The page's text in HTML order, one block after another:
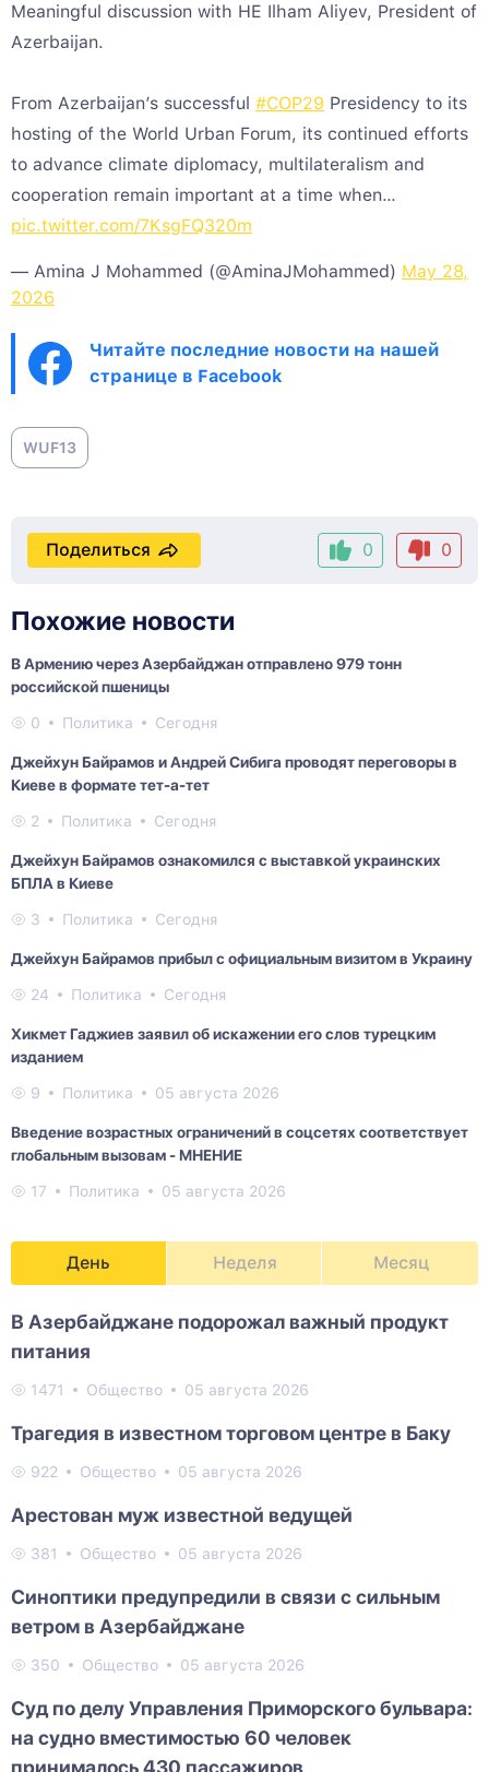
Meaningful discussion with HE Ilham Aliyev, President of
Azerbaijan.
From Azerbaijan’s successful #COP29 Presidency to its
hosting of the World Urban Forum, its continued efforts
to advance climate diplomacy, multilateralism and
cooperation remain important at a time when…
pic.twitter.com/7KsgFQ320m
— Amina J Mohammed (@AminaJMohammed) May 28,
2026
Читайте последние новости на нашей
странице в Facebook
WUF13
0 0
Поделиться
Похожие новости
В Армению через Азербайджан отправлено 979 тонн
российской пшеницы
0 Политика Сегодня
Джейхун Байрамов и Андрей Сибига проводят переговоры в
Киеве в формате тет-а-тет
2 Политика Сегодня
Джейхун Байрамов ознакомился с выставкой украинских
БПЛА в Киеве
3 Политика Сегодня
Джейхун Байрамов прибыл с официальным визитом в Украину
24 Политика Сегодня
Хикмет Гаджиев заявил об искажении его слов турецким
изданием
9 Политика 05 августа 2026
Введение возрастных ограничений в соцсетях соответствует
глобальным вызовам - МНЕНИЕ
17 Политика 05 августа 2026
День Неделя Месяц
В Азербайджане подорожал важный продукт
питания
1471 Общество 05 августа 2026
Трагедия в известном торговом центре в Баку
922 Общество 05 августа 2026
Арестован муж известной ведущей
381 Общество 05 августа 2026
Синоптики предупредили в связи с сильным
ветром в Азербайджане
350 Общество 05 августа 2026
Суд по делу Управления Приморского бульвара:
на судно вместимостью 60 человек